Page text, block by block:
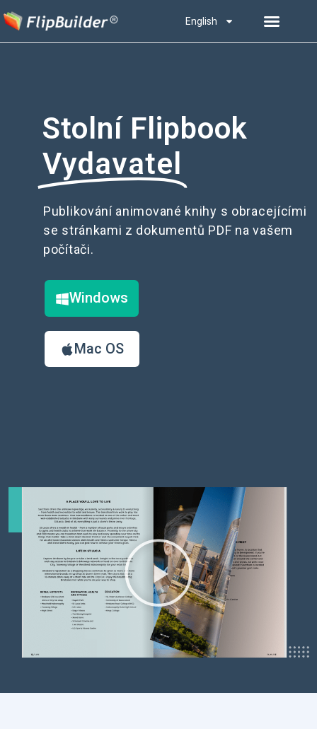
English
Stolní Flipbook
Vydavatel
Publikování animované knihy s obracejícími
se stránkami z dokumentů PDF na vašem
počítači.
Windows
Mac OS